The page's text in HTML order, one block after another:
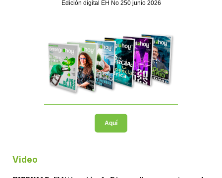
Edición digital EH No 250 junio 2026
Aquí
Video